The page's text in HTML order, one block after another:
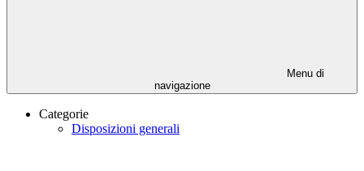
Menu di
navigazione
Categorie
Disposizioni generali